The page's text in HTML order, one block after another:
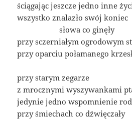
ściągając jeszcze jedno inne
wszystko znalazło swój koniec
____________słowa co ginęły
przy sczerniałym ogrodowym
przy oparciu połamanego
przy starym zegarze
z mrocznymi wyszywankami
jedynie jedno wspomnienie
przy śmiechach co dźwięczały